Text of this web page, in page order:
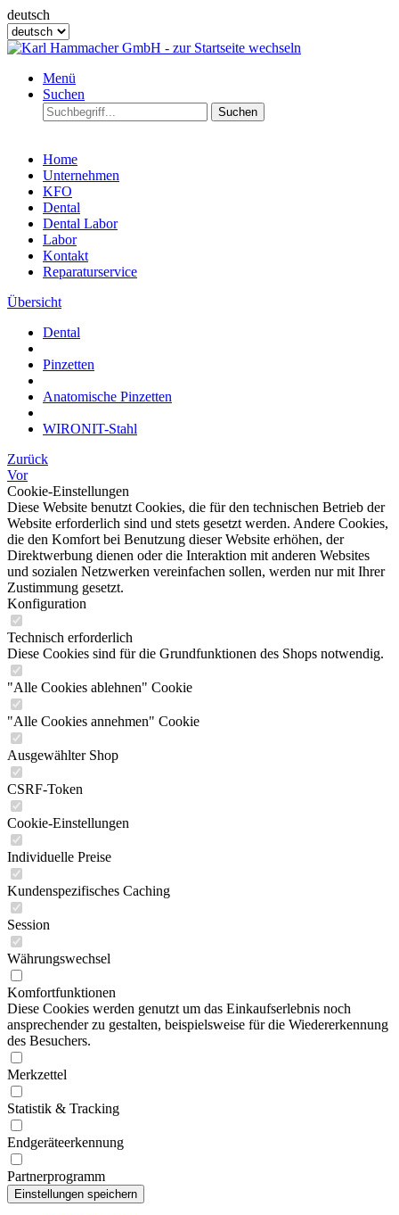
deutsch
Menü
Suchen
Suchen
Home
Unternehmen
KFO
Dental
Dental Labor
Labor
Kontakt
Reparaturservice
Übersicht
Dental
Pinzetten
Anatomische Pinzetten
WIRONIT-Stahl
Zurück
Vor
Cookie-Einstellungen
Diese Website benutzt Cookies, die für den technischen Betrieb der
Website erforderlich sind und stets gesetzt werden. Andere Cookies,
die den Komfort bei Benutzung dieser Website erhöhen, der
Direktwerbung dienen oder die Interaktion mit anderen Websites
und sozialen Netzwerken vereinfachen sollen, werden nur mit Ihrer
Zustimmung gesetzt.
Konfiguration
Technisch erforderlich
Diese Cookies sind für die Grundfunktionen des Shops notwendig.
"Alle Cookies ablehnen" Cookie
"Alle Cookies annehmen" Cookie
Ausgewählter Shop
CSRF-Token
Cookie-Einstellungen
Individuelle Preise
Kundenspezifisches Caching
Session
Währungswechsel
Komfortfunktionen
Diese Cookies werden genutzt um das Einkaufserlebnis noch
ansprechender zu gestalten, beispielsweise für die Wiedererkennung
des Besuchers.
Merkzettel
Statistik & Tracking
Endgeräteerkennung
Partnerprogramm